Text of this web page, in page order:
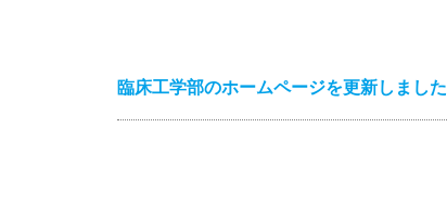
ソーシャルメディアについて
臨床工学部のホームページを更新しました